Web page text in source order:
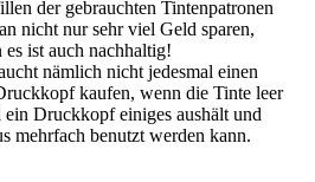
der gebrauchten Tintenpatronen
nicht nur sehr viel Geld sparen,
es ist auch nachhaltig!
nämlich nicht jedesmal einen
kaufen, wenn die Tinte leer
Druckkopf einiges aushält und
mehrfach benutzt werden kann.